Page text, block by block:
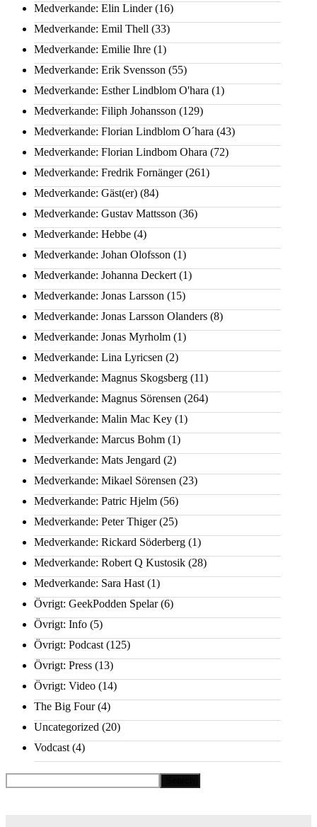
Medverkande: Elin Linder(16)
Medverkande: Emil Thell (33)
Medverkande: Emilie Ihre (1)
Medverkande: Erik Svensson (55)
Medverkande: Esther Lindblom O'hara (1)
Medverkande: Filiph Johansson (129)
Medverkande: Florian Lindblom O´hara (43)
Medverkande: Florian Lindbom Ohara (72)
Medverkande: Fredrik Fornänger(261)
Medverkande: Gäst(er) (84)
Medverkande: Gustav Mattsson (36)
Medverkande: Hebbe (4)
Medverkande: Johan Olofsson (1)
Medverkande: Johanna Deckert (1)
Medverkande: Jonas Larsson (15)
Medverkande: Jonas Larsson Olanders (8)
Medverkande: Jonas Myrholm (1)
Medverkande: Lina Lyricsen (2)
Medverkande: Magnus Skogsberg (11)
Medverkande: Magnus Sörensen (264)
Medverkande: Malin Mac Key (1)
Medverkande: Marcus Bohm (1)
Medverkande: Mats Jengard (2)
Medverkande: Mikael Sörensen (23)
Medverkande: Patric Hjelm (56)
Medverkande: Peter Thiger(25)
Medverkande: Rickard Söderberg (1)
Medverkande: Robert Q Kustosik (28)
Medverkande: Sara Hast (1)
Övrigt: GeekPodden Spelar(6)
Övrigt: Info (5)
Övrigt: Podcast (125)
Övrigt: Press (13)
Övrigt: Video (14)
The Big Four(4)
Uncategorized (20)
Vodcast (4)